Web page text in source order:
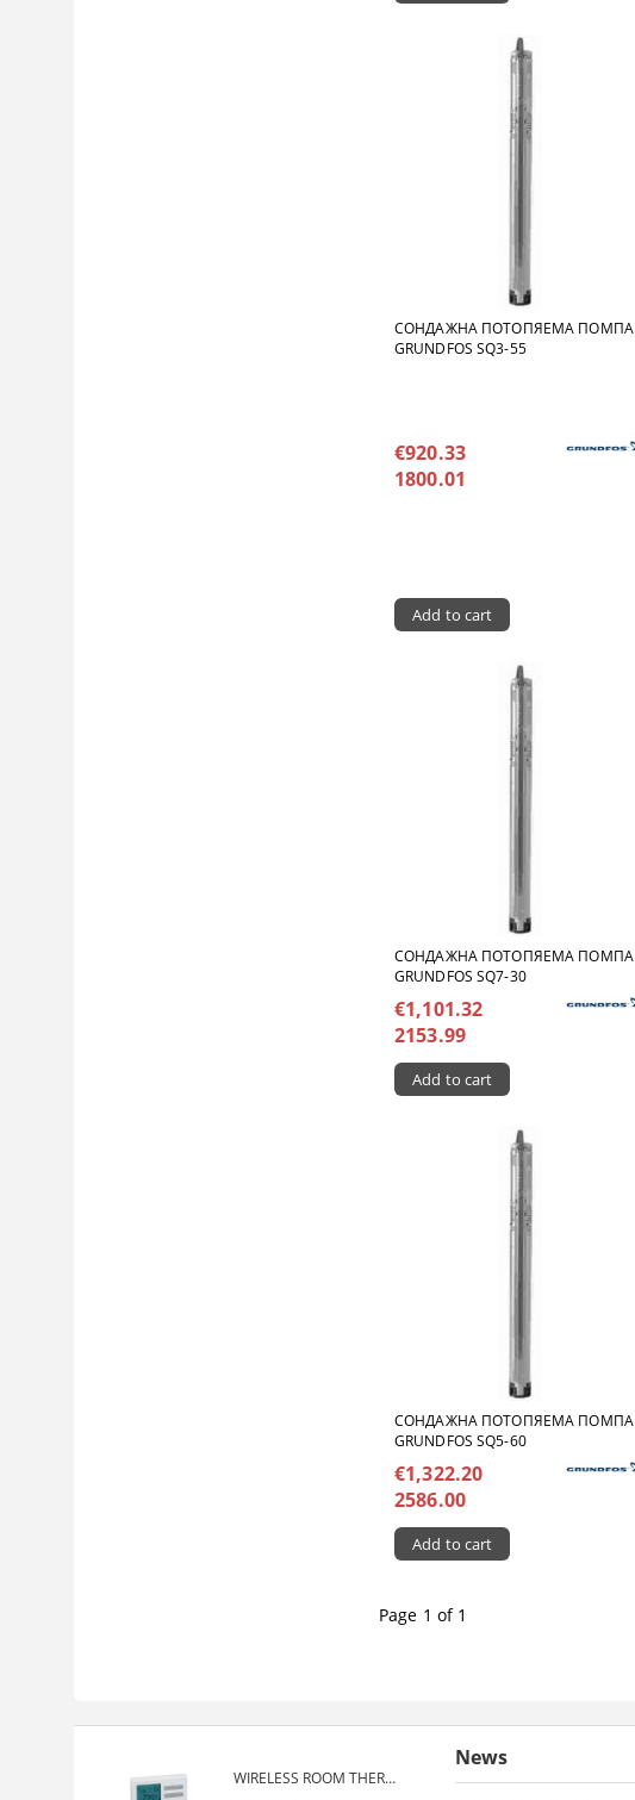
СОНДАЖНА ПОТОПЯЕМА ПОМПА
GRUNDFOS SQ3-55
€920.33
1800.01
СОНДАЖНА ПОТОПЯЕМА ПОМПА
GRUNDFOS SQ7-30
€1,101.32
2153.99
СОНДАЖНА ПОТОПЯЕМА ПОМПА
GRUNDFOS SQ5-60
€1,322.20
2586.00
Page 1 of 1
WIRELESS ROOM THERMOSTAT COMPUTHERM Q7RF
News